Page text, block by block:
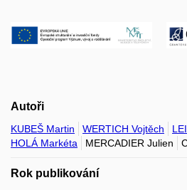
Autoři
KUBEŠ Martin WERTICH Vojtěch
HOLÁ Markéta
MERCADIER Julien
Rok publikování